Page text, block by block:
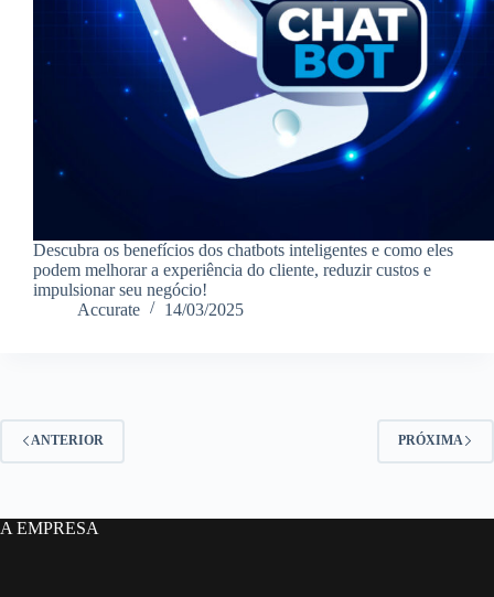
Descubra os benefícios dos chatbots inteligentes e como eles
podem melhorar a experiência do cliente, reduzir custos e
impulsionar seu negócio!
Accurate
14/03/2025
ANTERIOR PRÓXIMA
A EMPRESA